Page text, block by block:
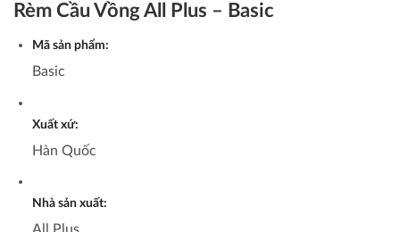
Rèm Cầu Vồng All Plus – Basic
Mã sản phẩm:
Basic
Xuất xứ:
Hàn Quốc
Nhà sản xuất: